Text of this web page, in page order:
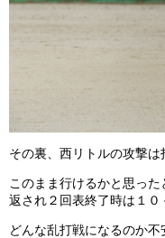
その裏、西リトルの攻撃は
このまま行けるかと思っ
返され２回表終了時は１０
どんな乱打戦になるのか